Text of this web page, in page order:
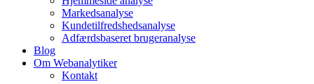
Markedsanalyse
Kundetilfredshedsanalyse
Adfærdsbaseret brugeranalyse
Blog
Om Webanalytiker
Kontakt